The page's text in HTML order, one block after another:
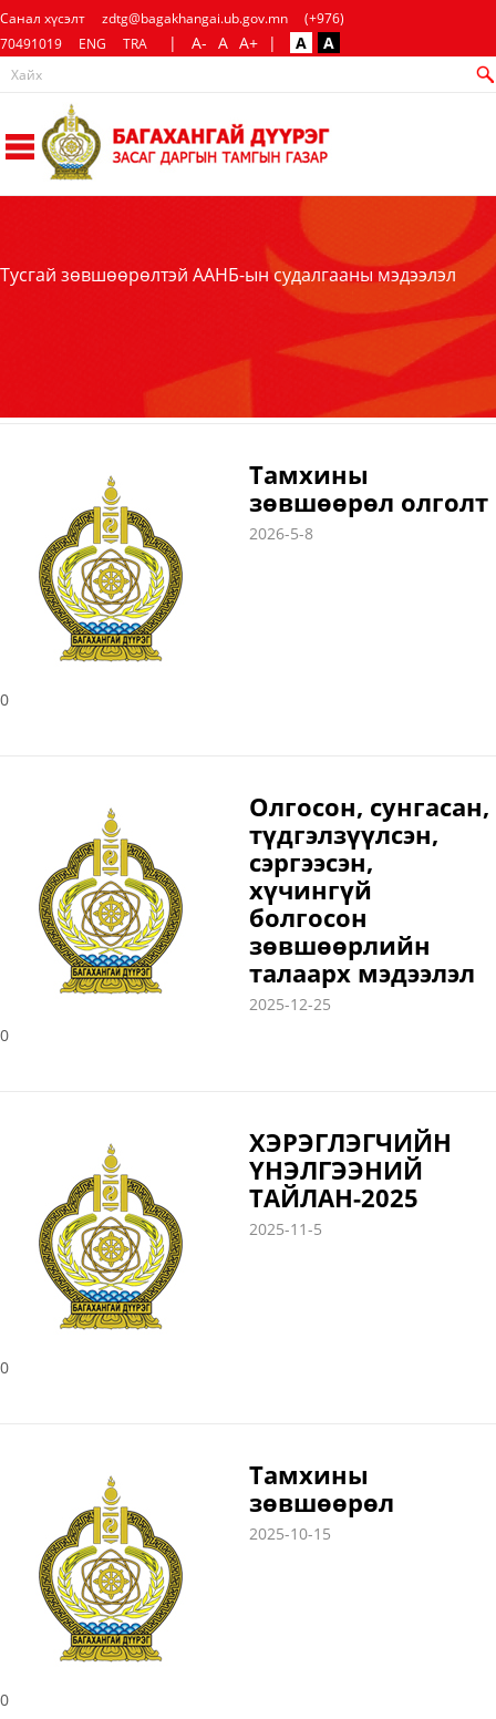
Санал хүсэлт zdtg@bagakhangai.ub.gov.mn
(+976)
70491019
ENG TRA | A- A A+ | A A
Тусгай зөвшөөрөлтэй ААНБ-ын судалгааны мэдээлэл
Тамхины
зөвшөөрөл олголт
2026-5-8
0
Олгосон, сунгасан,
түдгэлзүүлсэн,
сэргээсэн,
хүчингүй
болгосон
зөвшөөрлийн
талаарх мэдээлэл
2025-12-25
0
ХЭРЭГЛЭГЧИЙН
ҮНЭЛГЭЭНИЙ
ТАЙЛАН-2025
2025-11-5
0
Тамхины
зөвшөөрөл
2025-10-15
0